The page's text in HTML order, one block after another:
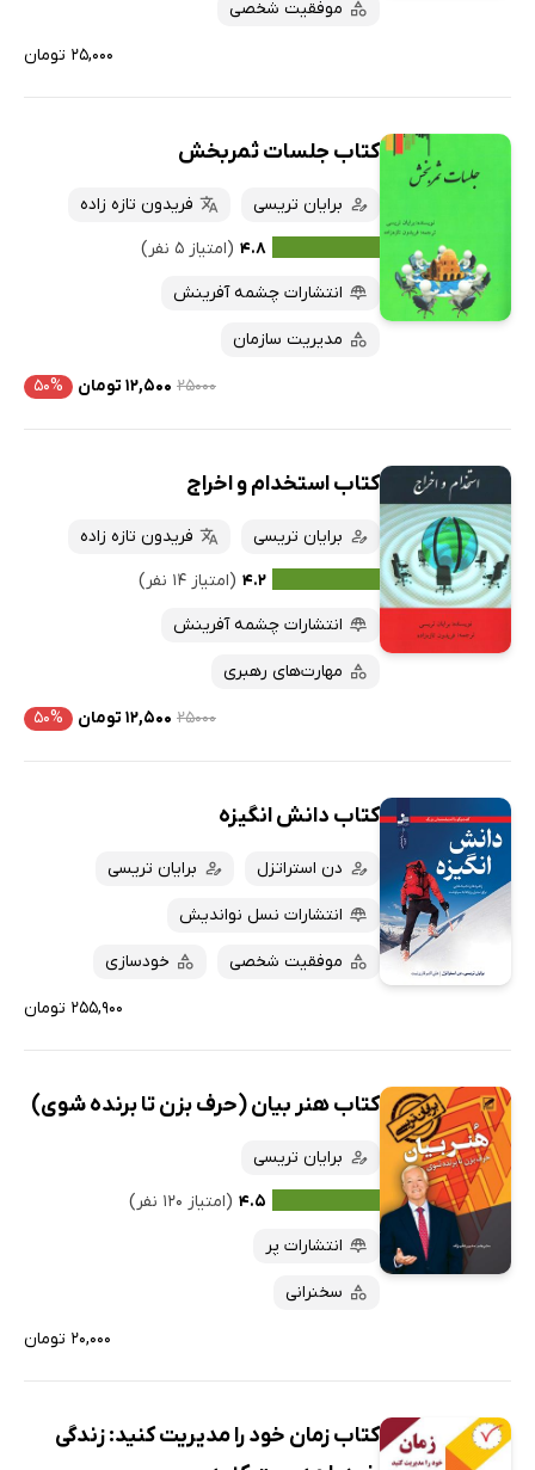
موفقیت شخصی
۲۵,۰۰۰ تومان
کتاب جلسات ثمربخش
برایان تریسی
فریدون تازه زاده
۴.۸ (امتیاز ۵ نفر)
انتشارات چشمه آفرینش
مدیریت سازمان
۲۵۰۰۰ ۱۲,۵۰۰ تومان ۵۰%
کتاب استخدام و اخراج
برایان تریسی
فریدون تازه زاده
۴.۲ (امتیاز ۱۴ نفر)
انتشارات چشمه آفرینش
مهارت‌های رهبری
۲۵۰۰۰ ۱۲,۵۰۰ تومان ۵۰%
کتاب دانش انگیزه
دن استراتزل برایان تریسی
انتشارات نسل نواندیش
موفقیت شخصی خودسازی
۲۵۵,۹۰۰ تومان
کتاب هنر بیان (حرف بزن تا برنده شوی)
برایان تریسی
۴.۵ (امتیاز ۱۲۰ نفر)
انتشارات پر
سخنرانی
۲۰,۰۰۰ تومان
کتاب زمان خود را مدیریت کنید: زندگی